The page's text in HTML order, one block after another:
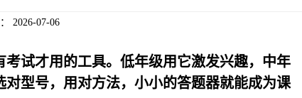
2026-07-06
试才用的工具。低年级用它激发兴趣，中年
型号，用对方法，小小的答题器就能成为课